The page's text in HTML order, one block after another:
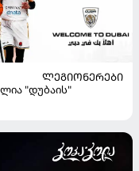
ᲚᲔᲒᲘᲝᲜᲔᲠᲔᲑᲘ
"დუბაის"